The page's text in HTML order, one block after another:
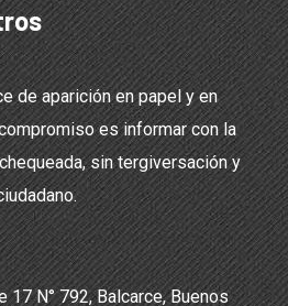
de aparición en papel y en
es informar con la
sin tergiversación y
17 N° 792, Balcarce, Buenos